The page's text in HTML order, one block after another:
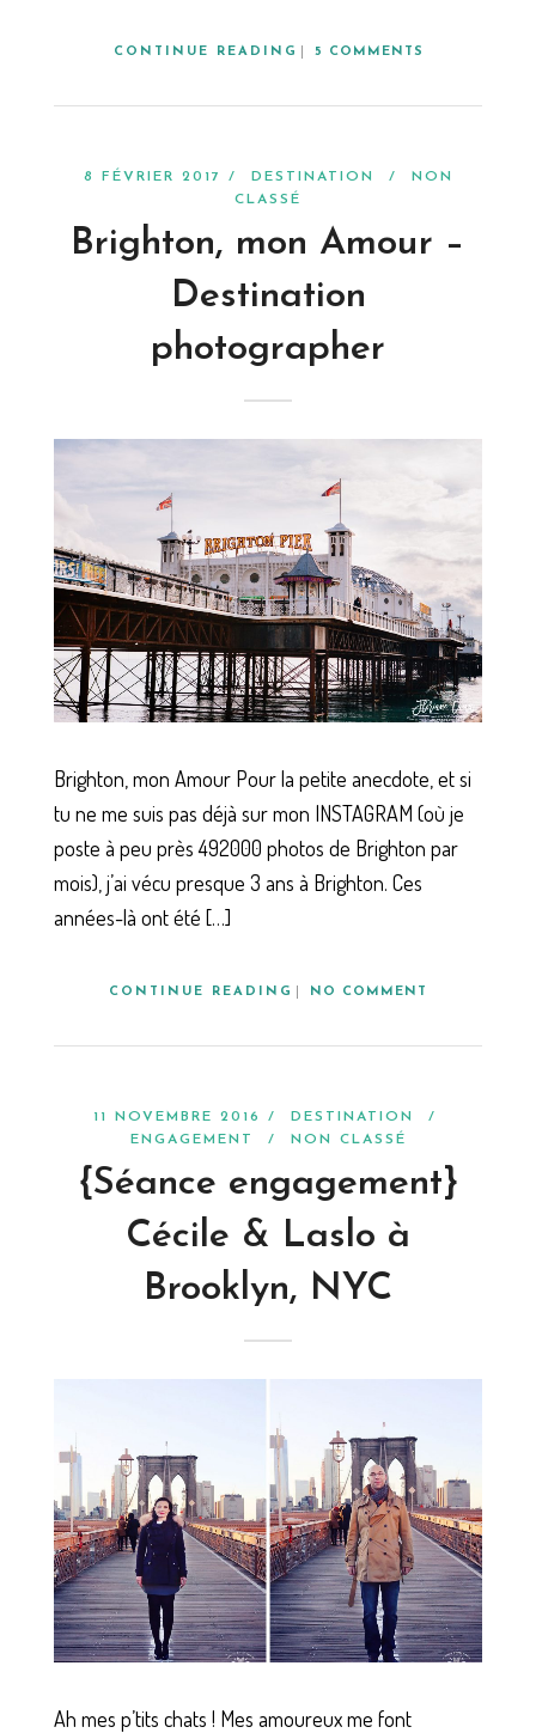
CONTINUE READING 5 COMMENTS
8 FÉVRIER 2017 / DESTINATION /
NON
CLASSÉ
Brighton, mon Amour –
Destination
photographer
Brighton, mon Amour Pour la petite anecdote, et si
tu ne me suis pas déjà sur mon INSTAGRAM (où je
poste à peu près 492000 photos de Brighton par
mois), j’ai vécu presque 3 ans à Brighton. Ces
années-là ont été […]
CONTINUE READING NO COMMENT
11 NOVEMBRE 2016 / DESTINATION
/
ENGAGEMENT
/ NON CLASSÉ
{Séance engagement}
Cécile & Laslo à
Brooklyn, NYC
Ah mes p’tits chats ! Mes amoureux me font